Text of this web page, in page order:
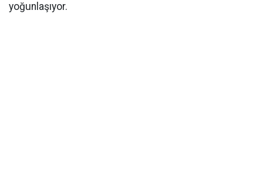
yoğunlaşıyor.